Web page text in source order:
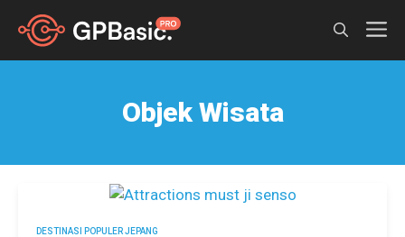
Objek Wisata
DESTINASI POPULER JEPANG